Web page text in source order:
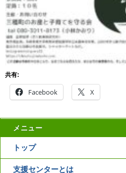
共有:
Facebook X
メニュー
トップ
支援センターとは